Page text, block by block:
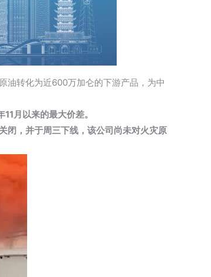
油转化为近600万加仑的下游产品，为中
月以来的最大价差。
闭，并于周三下线，该公司尚未对火灾原